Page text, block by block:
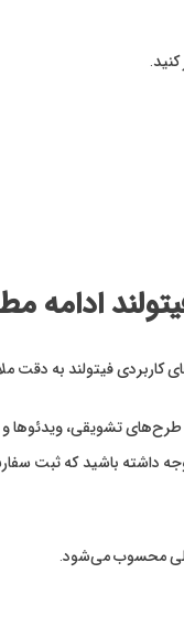
ادامه
کاربردی فیتولند به دقت
تشویقی، ویدئوها
باشید که ثبت
محسوب می‏‌شود.